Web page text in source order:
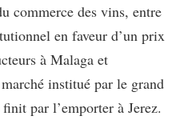
commerce des vins, entre
en faveur d’un prix
à Malaga et
institué par le grand
par l’emporter à Jerez.